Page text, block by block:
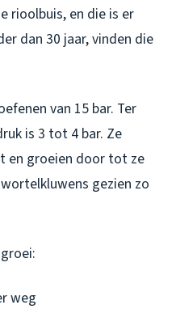
rioolbuis, en die is er
dan 30 jaar, vinden die
van 15 bar. Ter
is 3 tot 4 bar. Ze
en groeien door tot ze
gezien zo
weg